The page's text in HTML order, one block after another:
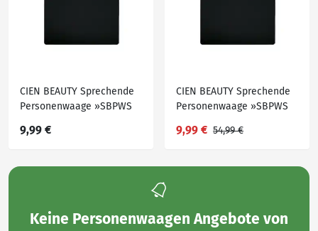
CIEN BEAUTY Sprechende
Personenwaage »SBPWS
9,99 €
CIEN BEAUTY Sprechende
Personenwaage »SBPWS
9,99 € 54,99 €
Keine Personenwaagen Angebote von